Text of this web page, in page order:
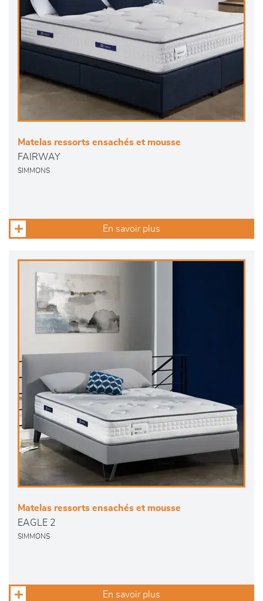
Matelas ressorts ensachés et mousse
FAIRWAY
SIMMONS
En savoir plus
Matelas ressorts ensachés et mousse
EAGLE 2
SIMMONS
En savoir plus